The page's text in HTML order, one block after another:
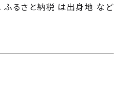
るさと納税 は出身地 など